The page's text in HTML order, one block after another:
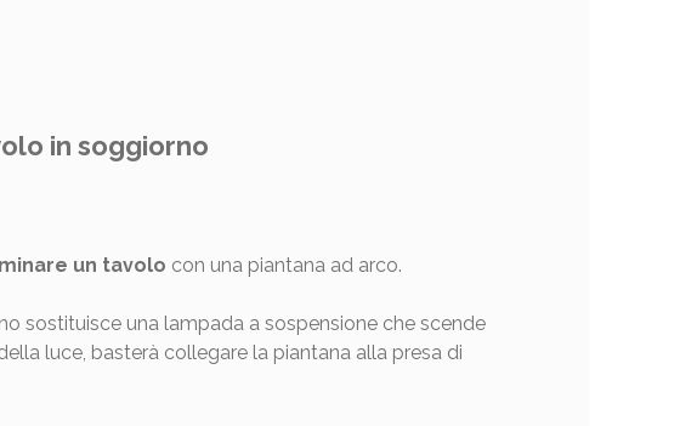
in soggiorno
un tavolo con una piantana ad arco.
sostituisce una lampada a sospensione che scende
luce, basterà collegare la piantana alla presa di